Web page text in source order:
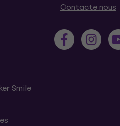
Smile
Contacte nous